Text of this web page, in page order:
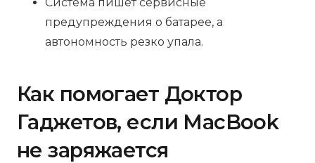
предупреждения о батарее, а
автономность резко упала.
Как помогает Доктор
Гаджетов, если MacBook
не заряжается